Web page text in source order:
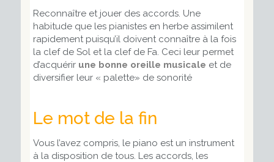
Reconnaître et jouer des accords. Une
habitude que les pianistes en herbe assimilent
rapidement puisqu’il doivent connaître à la fois
la clef de Sol et la clef de Fa. Ceci leur permet
d’acquérir une bonne oreille musicale et de
diversifier leur « palette» de sonorité
Le mot de la fin
Vous l’avez compris, le piano est un instrument
à la disposition de tous. Les accords, les